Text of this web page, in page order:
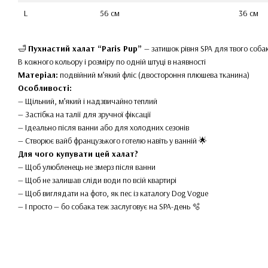
L
56 см 36 см
🛁 Пухнастий халат “Paris Pup” — затишок рівня SPA для твого
В кожного кольору і розміру по одній штуці в наявності
Матеріал: подвійний м’який фліс (двостороння плюшева тканина)
Особливості:
— Щільний, м’який і надзвичайно теплий
— Застібка на талії для зручної фіксації
— Ідеально після ванни або для холодних сезонів
— Створює вайб французького готелю навіть у ванній 🌟
Для чого купувати цей халат?
— Щоб улюбленець не змерз після ванни
— Щоб не залишав сліди води по всій квартирі
— Щоб виглядати на фото, як пес із каталогу Dog Vogue
— І просто — бо собака теж заслуговує на SPA-день 🫧